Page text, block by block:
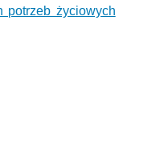
potrzeb życiowych